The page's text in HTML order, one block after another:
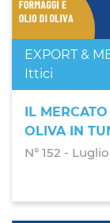
EXPORT &
Ittici
IL
OLIVA IN
N° 152 -